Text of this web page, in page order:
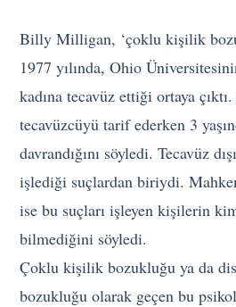
Billy Milligan, ‘çoklu kişilik
1977 yılında, Ohio
kadına tecavüz ettiği ortaya
tecavüzcüyü tarif ederken 3
davrandığını söyledi. Tecavüz
işlediği suçlardan biriydi.
ise bu suçları işleyen kişilerin
bilmediğini söyledi.
Çoklu kişilik bozukluğu ya da
bozukluğu olarak geçen bu